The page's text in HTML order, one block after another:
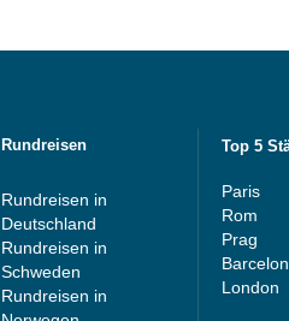
Rundreisen
Rundreisen in
Deutschland
Rundreisen in
Schweden
Rundreisen in
Top 5
Paris
Rom
Prag
London